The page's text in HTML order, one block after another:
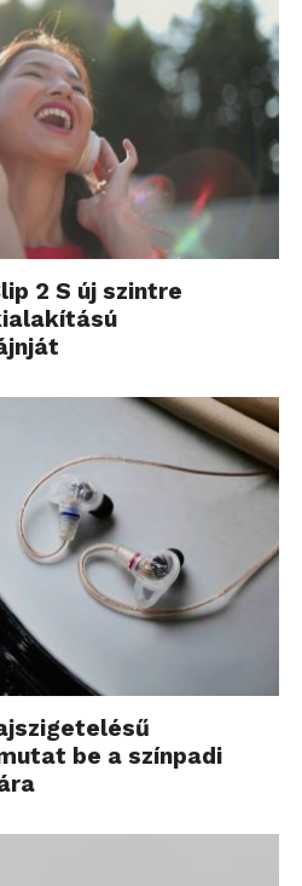
2 S új szintre
be a színpadi